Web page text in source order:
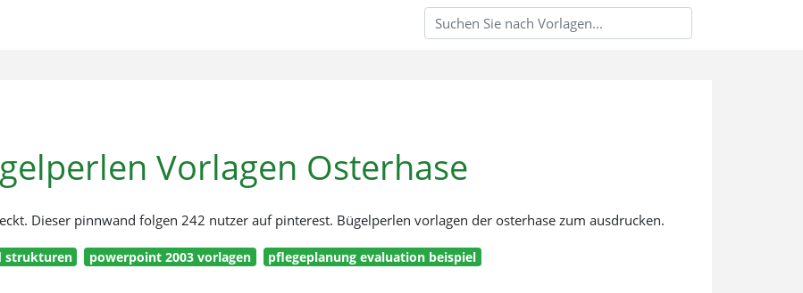
Vorlagen Osterhase
Dieser pinnwand folgen 242 nutzer auf pinterest. Bügelperlen vorlagen der osterhase zum ausdrucken.
strukturen powerpoint 2003 vorlagen pflegeplanung evaluation beispiel